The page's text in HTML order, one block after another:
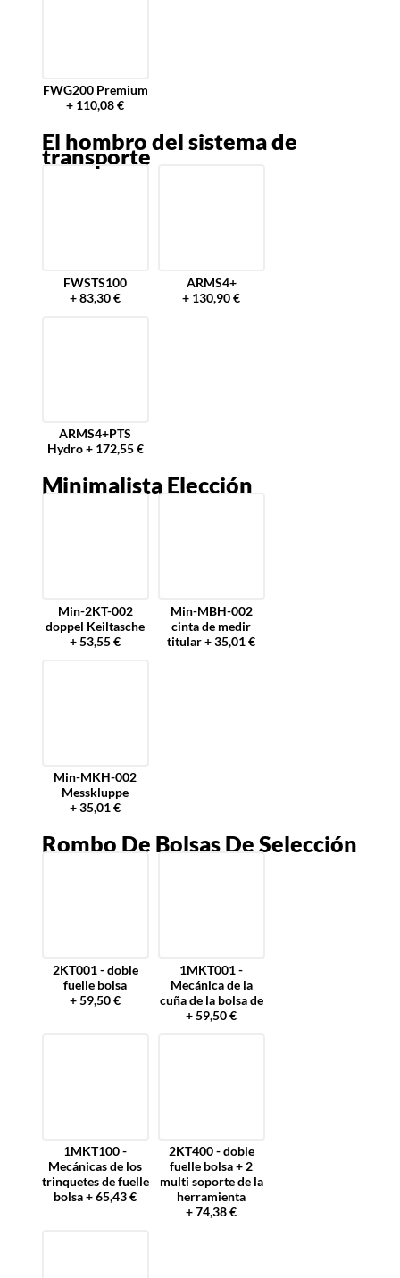
FWG200 Premium
+ 110,08 €
El hombro del sistema de
transporte
FWSTS100
+ 83,30 €
ARMS4+
+ 130,90 €
ARMS4+PTS
Hydro + 172,55 €
Minimalista Elección
Min-2KT-002
doppel Keiltasche
+ 53,55 €
Min-MBH-002
cinta de medir
titular + 35,01 €
Min-MKH-002
Messkluppe
+ 35,01 €
Rombo De Bolsas De Selección
2KT001 - doble
fuelle bolsa
+ 59,50 €
1MKT001 -
Mecánica de la
cuña de la bolsa de
+ 59,50 €
1MKT100 -
Mecánicas de los
trinquetes de fuelle
bolsa + 65,43 €
2KT400 - doble
fuelle bolsa + 2
multi soporte de la
herramienta
+ 74,38 €